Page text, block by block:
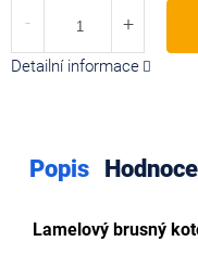
Detailní informace
Popis
Lamelový brusný